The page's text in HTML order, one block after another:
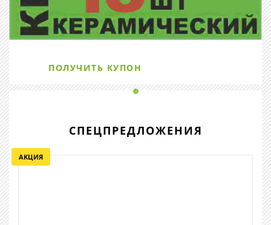
ПОЛУЧИТЬ КУПОН
СПЕЦПРЕДЛОЖЕНИЯ
АКЦИЯ